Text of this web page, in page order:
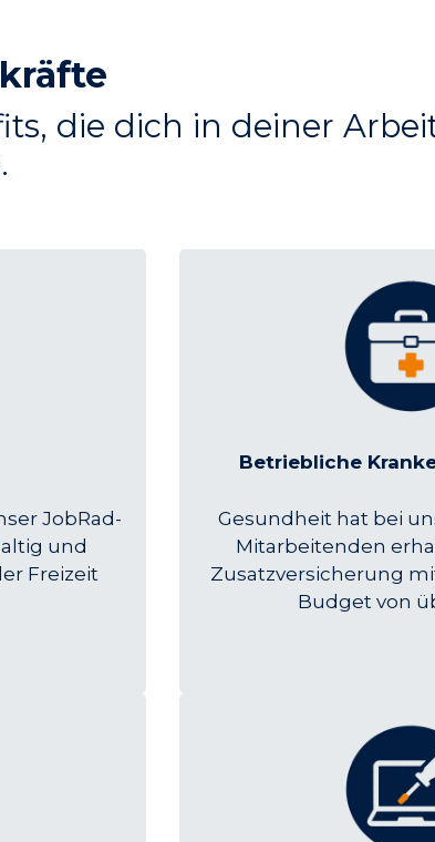
die dich in deiner
JobRad-
und
Freizeit
Betriebliche
Gesundheit hat bei
Mitarbeitenden
Zusatzversicherung
Budget von